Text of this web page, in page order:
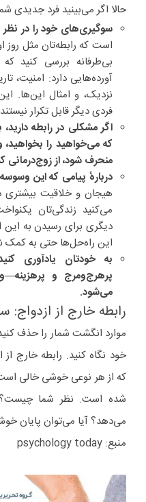
حالا اگر می‌بینید فرد جدیدی
سوگیری‌های خود را در نظر
است که رابطه‌تان مثل روز
بی‌طرفانه بررسی کنید
آورده‌هایی دارد: امنیت،
نزدیک، و امثال این‌ها.
فردی دیگر قابل تکرار
اگر مشکلی در رابطه
که می‌خواهید را
منحرف شود، از زوج‌درمانی
دربارهٔ پیامی که این
هیجان و خلاقیت بیشتری
می‌کنید زندگی‌تان
دیگری برای رسیدن به
این راه‌حل‌ها حتی به کمک
به خودتان یادآوری
پرهرج‌ومرج و
می‌شود.
رابطه خارج از
موارد انگشت شمار را حذف
خود نگاه کنید. رابطه خارج
که از هر نوعی خوشی خالی
شده است. نظر شما چیست؟
می‌دهد؟ آیا می‌توان پایان
منبع: psychology today